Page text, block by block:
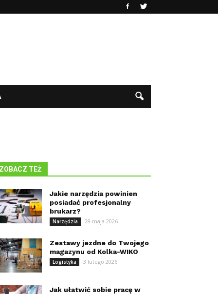
ZOBACZ TEŻ
Jakie narzędzia powinien
posiadać profesjonalny
brukarz?
Narzędzia 28 maja 2026
Zestawy jezdne do Twojego
magazynu od Kolka-WIKO
Logistyka 3 lutego 2026
Jak ułatwić sobie pracę w